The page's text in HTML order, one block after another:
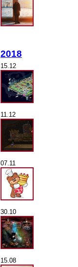
2018
15.12
11.12
07.11
30.10
15.08